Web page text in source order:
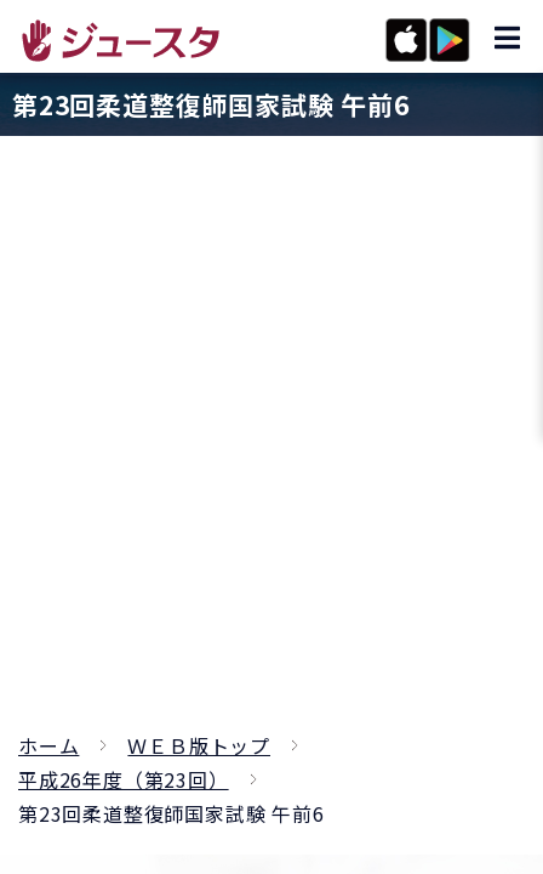
第23回柔道整復師国家試験 午前6
ホーム
ＷＥＢ版トップ
平成26年度（第23回）
第23回柔道整復師国家試験 午前6